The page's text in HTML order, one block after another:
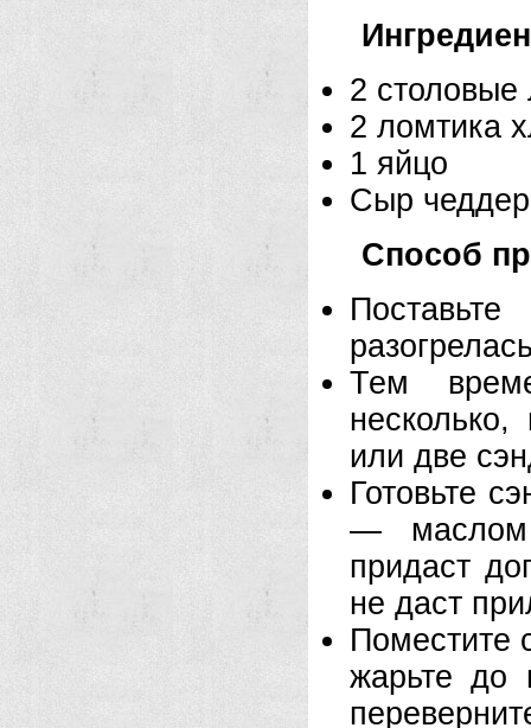
2 столовые
2 ломтика
1 яйцо
Сыр чеддер
Способ
Тем
или две
Готовьте
— маслом
придаст
не даст
Поместите
жарьте до